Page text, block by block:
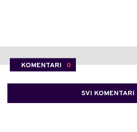
KOMENTARI 0
SVI KOMENTARI